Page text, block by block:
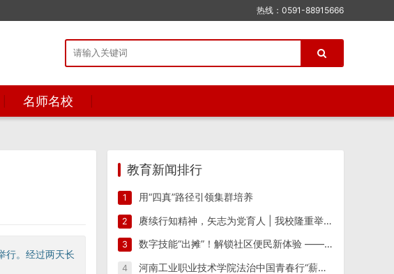
热线：0591-88915666
名师名校
行。经过两天长
教育新闻排行
1 用“四真”路径引领集群培养
2 赓续行知精神，矢志为党育人 | 我校隆重举行纪念陶行知先生逝世八十周年活动
3 数字技能“出摊”！解锁社区便民新体验 ——江西工业工程职业技术学院信息工程学院“星火筑梦”实践团 一站式便民志愿服务
4 河南工业职业技术学院法治中国青春行“薪火相传 反诈筑防”实践团开展反诈宣传教育系列活动